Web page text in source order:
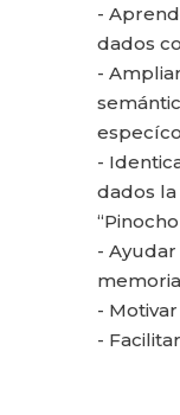
-
dados
-
especíco
-
dados la
-
memoria
-
-